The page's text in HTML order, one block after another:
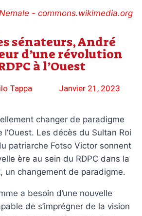
- commons.wikimedia.org
sénateurs, André
d’une révolution
à l’Ouest
Tappa Janvier 21, 2023
changer de paradigme
l’Ouest. Les décès du Sultan Roi
patriarche Fotso Victor sonnent
ère au sein du RDPC dans la
un changement de paradigme.
a besoin d’une nouvelle
de s’imprégner de la vision